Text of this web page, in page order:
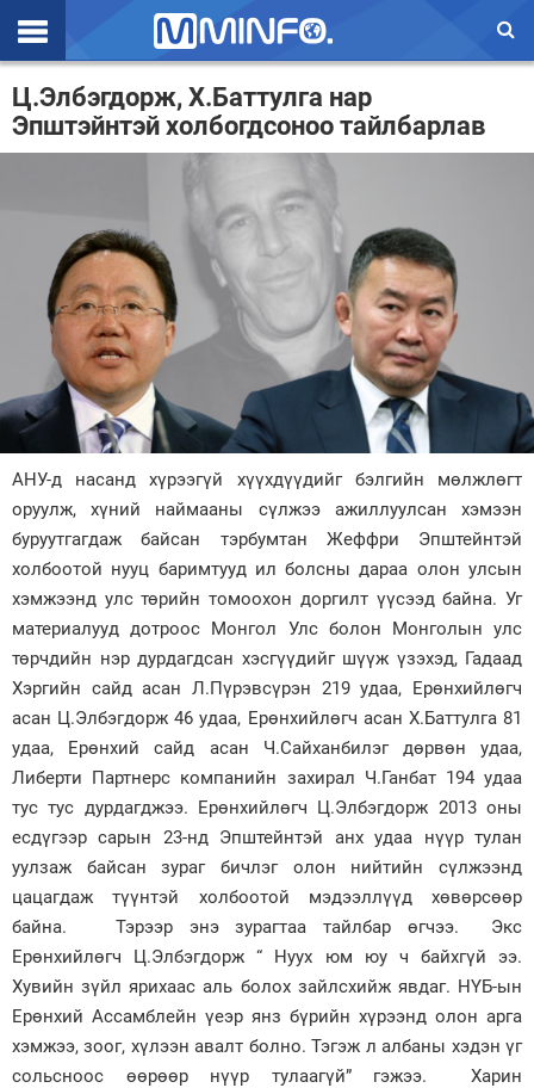
Эхлэл
Цаг агаар
Эдийн засаг
Үзэл бодол
Нийгэм
Дэлхий
Энтертайнмэнт
Зурхай
Ц.Элбэгдорж, Х.Баттулга нар
Эпштэйнтэй холбогдсоноо тайлбарлав
АНУ-д насанд хүрээгүй хүүхдүүдийг бэлгийн мөлжлөгт
оруулж, хүний наймааны сүлжээ ажиллуулсан хэмээн
буруутгагдаж байсан тэрбумтан Жеффри Эпштейнтэй
холбоотой нууц баримтууд ил болсны дараа олон улсын
хэмжээнд улс төрийн томоохон доргилт үүсээд байна. Уг
материалууд дотроос Монгол Улс болон Монголын улс
төрчдийн нэр дурдагдсан хэсгүүдийг шүүж үзэхэд, Гадаад
Хэргийн сайд асан Л.Пүрэвсүрэн 219 удаа, Ерөнхийлөгч
асан Ц.Элбэгдорж 46 удаа, Ерөнхийлөгч асан Х.Баттулга 81
удаа, Ерөнхий сайд асан Ч.Сайханбилэг дөрвөн удаа,
Либерти Партнерс компанийн захирал Ч.Ганбат 194 удаа
тус тус дурдагджээ. Ерөнхийлөгч Ц.Элбэгдорж 2013 оны
есдүгээр сарын 23-нд Эпштейнтэй анх удаа нүүр тулан
уулзаж байсан зураг бичлэг олон нийтийн сүлжээнд
цацагдаж түүнтэй холбоотой мэдээллүүд хөвөрсөөр
байна. Тэрээр энэ зурагтаа тайлбар өгчээ. Экс
Ерөнхийлөгч Ц.Элбэгдорж “ Нуух юм юу ч байхгүй ээ.
Хувийн зүйл ярихаас аль болох зайлсхийж явдаг. НҮБ-ын
Ерөнхий Ассамблейн үеэр янз бүрийн хүрээнд олон арга
хэмжээ, зоог, хүлээн авалт болно. Тэгэж л албаны хэдэн үг
сольсноос өөрөөр нүүр тулаагүй” гэжээ. Харин